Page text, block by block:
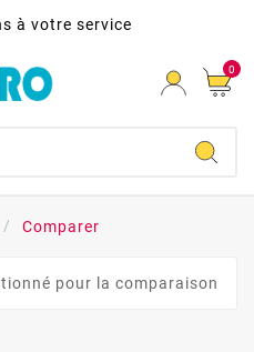
à votre service
0
Comparer
pour la comparaison